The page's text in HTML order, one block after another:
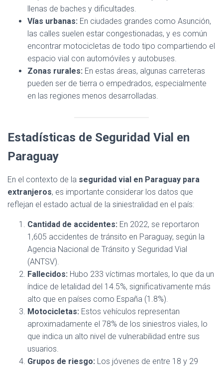
llenas de baches y dificultades.
Vías urbanas: En ciudades grandes como Asunción,
las calles suelen estar congestionadas, y es común
encontrar motocicletas de todo tipo compartiendo el
espacio vial con automóviles y autobuses.
Zonas rurales: En estas áreas, algunas carreteras
pueden ser de tierra o empedrados, especialmente
en las regiones menos desarrolladas.
Estadísticas de Seguridad Vial en
Paraguay
En el contexto de la seguridad vial en Paraguay para
extranjeros, es importante considerar los datos que
reflejan el estado actual de la siniestralidad en el país:
Cantidad de accidentes: En 2022, se reportaron
1,605 accidentes de tránsito en Paraguay, según la
Agencia Nacional de Tránsito y Seguridad Vial
(ANTSV).
Fallecidos: Hubo 233 víctimas mortales, lo que da un
índice de letalidad del 14.5%, significativamente más
alto que en países como España (1.8%).
Motocicletas: Estos vehículos representan
aproximadamente el 78% de los siniestros viales, lo
que indica un alto nivel de vulnerabilidad entre sus
usuarios.
Grupos de riesgo: Los jóvenes de entre 18 y 29